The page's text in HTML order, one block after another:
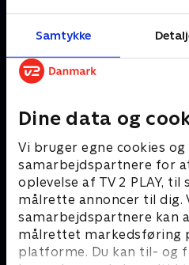
Samtykke
Dine data og
Vi bruger egne cookies
samarbejdspartnere for
oplevelse af TV 2 PLAY,
målrette annoncer til dig.
samarbejdspartnere kan
målrettet markedsføring
platforme. Du kan til- og
anden version af forløbet
Klovn
Komedie • 11 sæsoner